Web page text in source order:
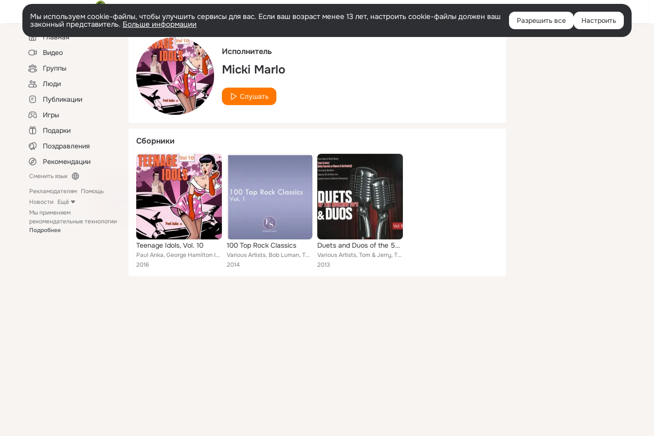
Русский Войти
Мы используем cookie-файлы, чтобы улучшить сервисы для вас. Если ваш возраст менее 13 лет, настроить cookie-файлы должен ваш
законный представитель. Больше информации Разрешить все Настроить
Левая
колонкаГлавная
Видео
Группы
Люди
Публикации
Игры
Подарки
Поздравления
Рекомендации
Сменить язык
Рекламодателям Помощь
Новости Ещё
Мы применяем
рекомендательные технологии
Подробнее
Исполнитель
Micki Marlo
Слушать
Сборники
Teenage Idols, Vol. 10
Paul Anka, George Hamilton IV & Johnny Nash, Paul Anka & Micki Marlo
2016
100 Top Rock Classics
Various Artists, Bob Luman, The Mcguire Sisters, Tracey Pendarvis, Johnny Horton, Jack Clement, Billy Grammer, Dion & The Belmon...
2014
Duets and Duos of the 50's Vol. 1
Various Artists, Tom & Jerry, The Blue Diamonds, Shirley & Lee, The Everly Brothers, Les Paul, Connie Francis, The Louvin Brothe...
2013